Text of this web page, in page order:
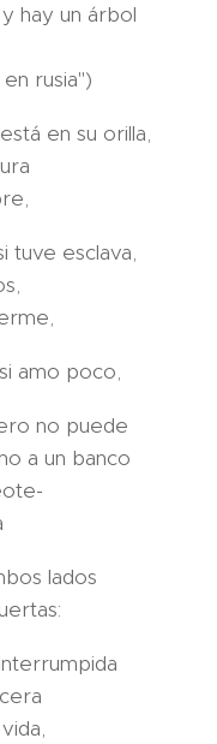
hay un árbol
rusia")
en su orilla,
tuve esclava,
amo poco,
no puede
a un banco
lados